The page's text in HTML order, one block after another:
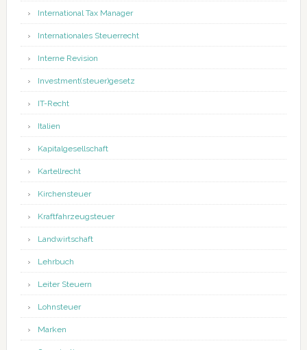
International Tax Manager
Internationales Steuerrecht
Interne Revision
Investment(steuer)gesetz
IT-Recht
Italien
Kapitalgesellschaft
Kartellrecht
Kirchensteuer
Kraftfahrzeugsteuer
Landwirtschaft
Lehrbuch
Leiter Steuern
Lohnsteuer
Marken